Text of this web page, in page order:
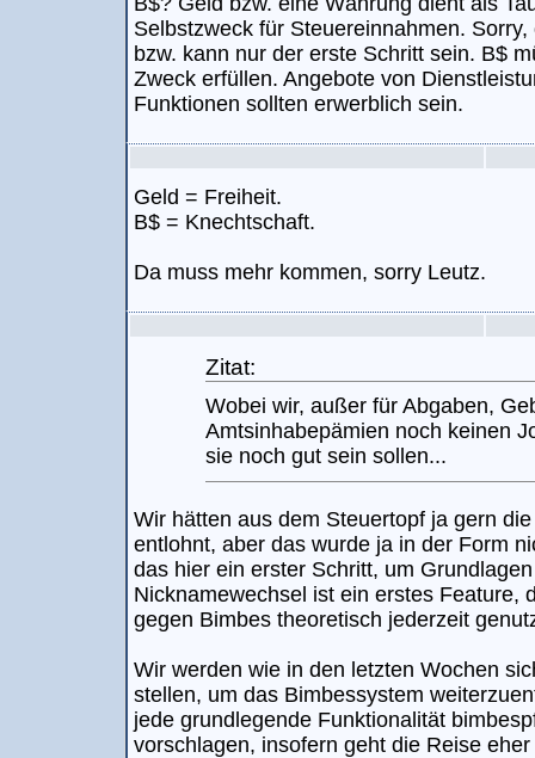
Selbstzweck für Steuereinnahmen.
bzw. kann nur der erste Schritt sein. B$
Zweck erfüllen. Angebote von
Funktionen sollten erwerblich sein.
Geld = Freiheit.
B$ = Knechtschaft.
Da muss mehr kommen, sorry Leutz.
Zitat:
Wobei wir, außer für Abgaben,
Amtsinhabepämien noch keinen
sie noch gut sein sollen...
Wir hätten aus dem Steuertopf ja gern
entlohnt, aber das wurde ja in der Form
das hier ein erster Schritt, um
Nicknamewechsel ist ein erstes Feature,
gegen Bimbes theoretisch jederzeit
Wir werden wie in den letzten Wochen
stellen, um das Bimbessystem
jede grundlegende Funktionalität
vorschlagen, insofern geht die Reise